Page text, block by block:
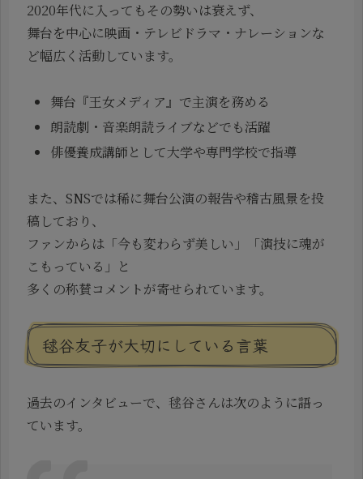
2020年代に入ってもその勢いは衰えず、
舞台を中心に映画・テレビドラマ・ナレーションな
ど幅広く活動しています。
舞台『王女メディア』で主演を務める
朗読劇・音楽朗読ライブなどでも活躍
俳優養成講師として大学や専門学校で指導
また、SNSでは稀に舞台公演の報告や稽古風景を投
稿しており、
ファンからは「今も変わらず美しい」「演技に魂が
こもっている」と
多くの称賛コメントが寄せられています。
毬谷友子が大切にしている言葉
過去のインタビューで、毬谷さんは次のように語っ
ています。